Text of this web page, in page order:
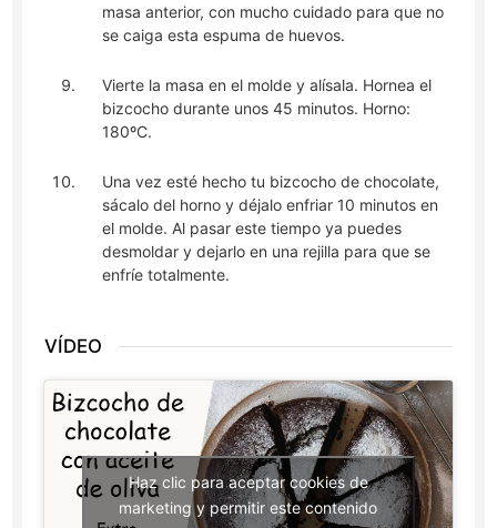
masa anterior, con mucho cuidado para que no
se caiga esta espuma de huevos.
Vierte la masa en el molde y alísala. Hornea el
bizcocho durante unos 45 minutos. Horno:
180ºC.
Una vez esté hecho tu bizcocho de chocolate,
sácalo del horno y déjalo enfriar 10 minutos en
el molde. Al pasar este tiempo ya puedes
desmoldar y dejarlo en una rejilla para que se
enfríe totalmente.
VÍDEO
Haz clic para aceptar cookies de
marketing y permitir este contenido